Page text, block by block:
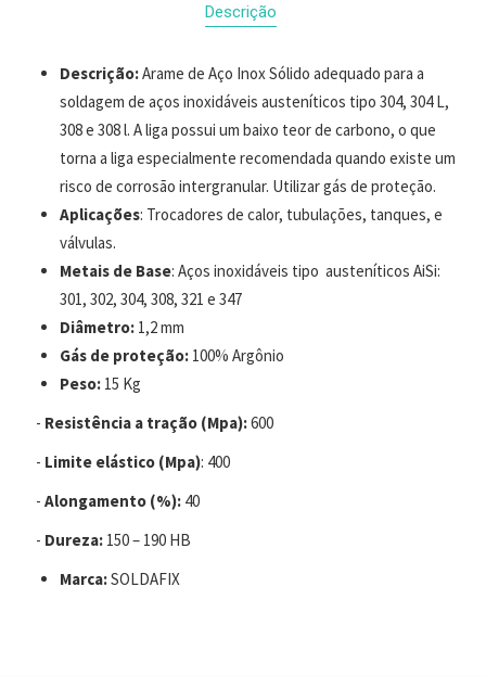
Descrição
Descrição:Arame de Aço Inox Sólido adequado para a
soldagem de aços inoxidáveis austeníticos tipo 304, 304 L,
308 e 308 l. A liga possui um baixo teor de carbono, o que
torna a liga especialmente recomendada quando existe um
risco de corrosão intergranular. Utilizar gás de proteção.
Aplicações: Trocadores de calor, tubulações, tanques, e
válvulas.
Metais de Base: Aços inoxidáveis tipo austeníticos AiSi:
301, 302, 304, 308, 321 e 347
Diâmetro: 1,2 mm
Gás de proteção: 100% Argônio
Peso: 15 Kg
- Resistência a tração (Mpa):600
- Limite elástico (Mpa): 400
- Alongamento (%): 40
- Dureza: 150 – 190 HB
Marca:SOLDAFIX